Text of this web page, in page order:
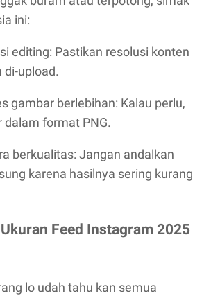
ini:
editing: Pastikan resolusi konten
di-upload.
gambar berlebihan: Kalau perlu,
format PNG.
berkualitas: Jangan andalkan
karena hasilnya sering kurang
Feed Instagram 2025
lo udah tahu kan semua